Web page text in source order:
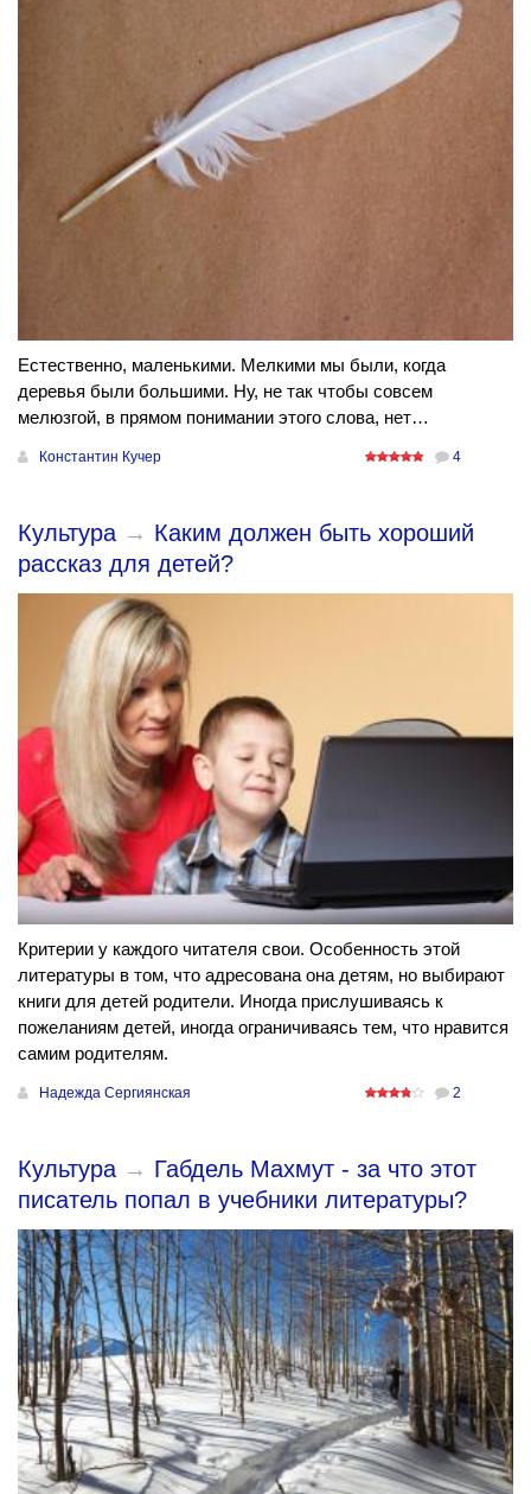
Естественно, маленькими. Мелкими мы были, когда
деревья были большими. Ну, не так чтобы совсем
мелюзгой, в прямом понимании этого слова, нет…
Константин Кучер 4
Культура→ Каким должен быть хороший
рассказ для детей?
Критерии у каждого читателя свои. Особенность этой
литературы в том, что адресована она детям, но выбирают
книги для детей родители. Иногда прислушиваясь к
пожеланиям детей, иногда ограничиваясь тем, что нравится
самим родителям.
Надежда Сергиянская 2
Культура → Габдель Махмут - за что этот
писатель попал в учебники литературы?